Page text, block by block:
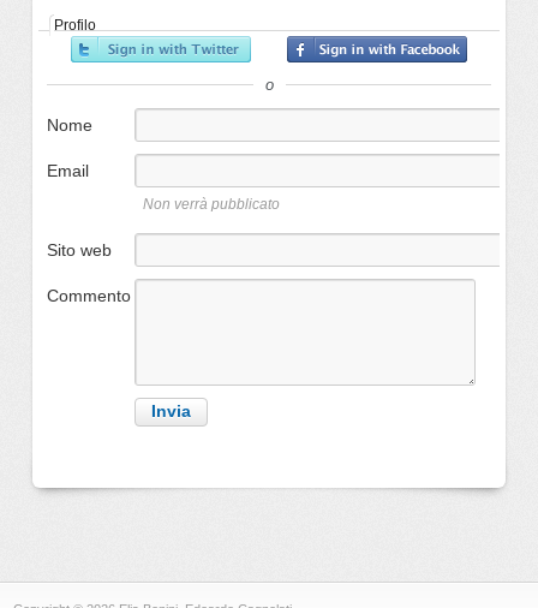
Profilo
o
Nome
Email
Non verrà pubblicato
Sito web
Commento